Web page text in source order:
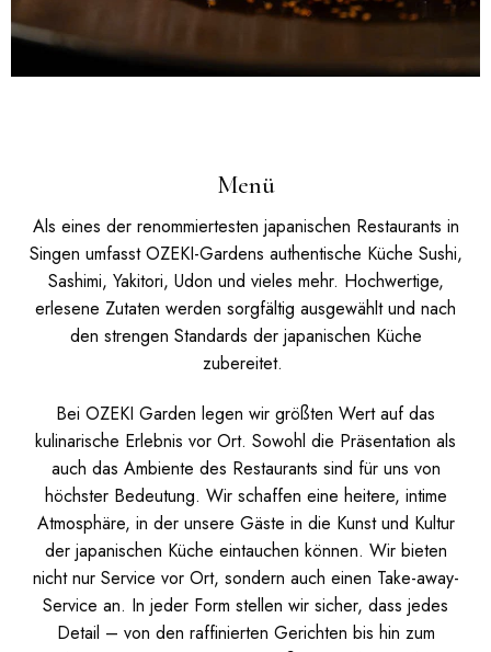
Menü
Als eines der renommiertesten japanischen Restaurants in
Singen umfasst OZEKI-Gardens authentische Küche Sushi,
Sashimi, Yakitori, Udon und vieles mehr. Hochwertige,
erlesene Zutaten werden sorgfältig ausgewählt und nach
den strengen Standards der japanischen Küche
zubereitet.
Bei OZEKI Garden legen wir größten Wert auf das
kulinarische Erlebnis vor Ort. Sowohl die Präsentation als
auch das Ambiente des Restaurants sind für uns von
höchster Bedeutung. Wir schaffen eine heitere, intime
Atmosphäre, in der unsere Gäste in die Kunst und Kultur
der japanischen Küche eintauchen können. Wir bieten
nicht nur Service vor Ort, sondern auch einen Take-away-
Service an. In jeder Form stellen wir sicher, dass jedes
Detail – von den raffinierten Gerichten bis hin zum